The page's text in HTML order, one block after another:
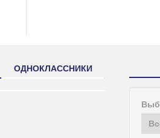
ОДНОКЛАССНИКИ